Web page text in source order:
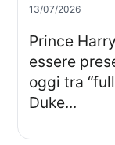
13/07/2026
Prince Harry in podcast: come vuole
essere
oggi tra
Duke...